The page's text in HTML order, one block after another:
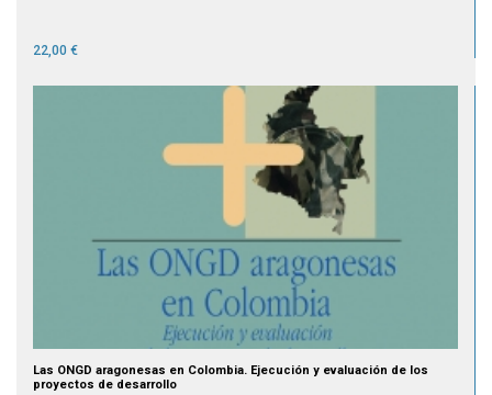
22,00 €
Las ONGD aragonesas en Colombia. Ejecución y evaluación de los
proyectos de desarrollo